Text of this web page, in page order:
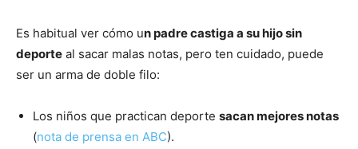
Es habitual ver cómo un padre castiga a su hijo sin
deporte al sacar malas notas, pero ten cuidado, puede
ser un arma de doble filo:
Los niños que practican deporte sacan mejores notas
(nota de prensa en ABC).